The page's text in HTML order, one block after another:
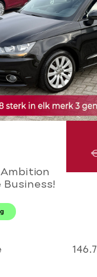
Ambition
Business!
l
l
l